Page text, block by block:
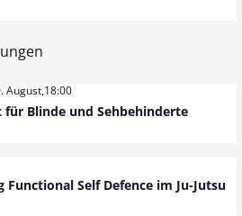
August,18:00
für Blinde und Sehbehinderte
Functional Self Defence im Ju-Jutsu